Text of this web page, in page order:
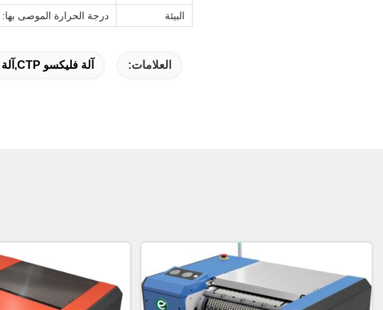
البيئة
درجة الحرارة الموصى بها: 18 ~ 30 درجة مئوية، الرطوبة: 10% ~ 80%
العلامات: آلة فليكسو CTP,آلة صنع ألواح فلكسوغرافية,آلة لوحة CTP